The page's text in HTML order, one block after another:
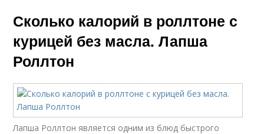
Сколько калорий в роллтоне с
курицей без масла. Лапша
Роллтон
Лапша Роллтон является одним из блюд быстрого